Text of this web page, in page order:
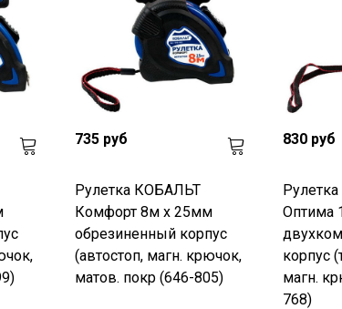
735 руб
Рулетка КОБАЛЬТ
Комфорт 8м x 25мм
обрезиненный корпус
(автостоп, магн. крючок,
матов. покр (646-805)
830 руб
Оптима
корпус
магн.
768)